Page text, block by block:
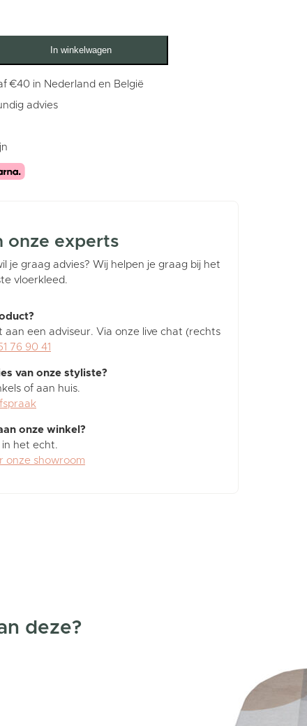
In winkelwagen
€40 in Nederland en België
advies
onze experts
je graag advies? Wij helpen je graag bij het
vloerkleed.
aan een adviseur. Via onze live chat (rechts
76 90 41
van onze styliste?
of aan huis.
onze winkel?
het echt.
onze showroom
deze?